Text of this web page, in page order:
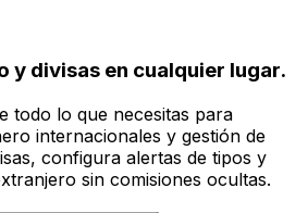
y divisas en cualquier lugar.
todo lo que necesitas para
internacionales y gestión de
configura alertas de tipos y
sin comisiones ocultas.